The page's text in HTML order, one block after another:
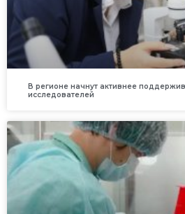
В регионе начнут активнее
исследователей